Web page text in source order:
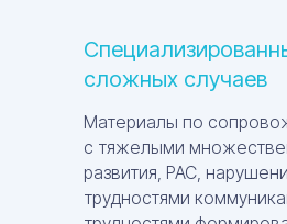
сложных случаев
Материалы по
с тяжелыми
развития, РАС,
трудностями